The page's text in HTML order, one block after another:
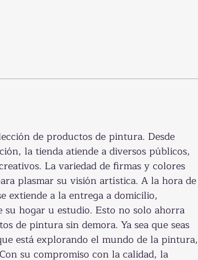
de productos de pintura. Desde
la tienda atiende a diversos públicos,
La variedad de firmas y colores
plasmar su visión artística. A la hora de
extiende a la entrega a domicilio,
hogar u estudio. Esto no solo ahorra
de pintura sin demora. Ya sea que seas
está explorando el mundo de la pintura,
su compromiso con la calidad, la